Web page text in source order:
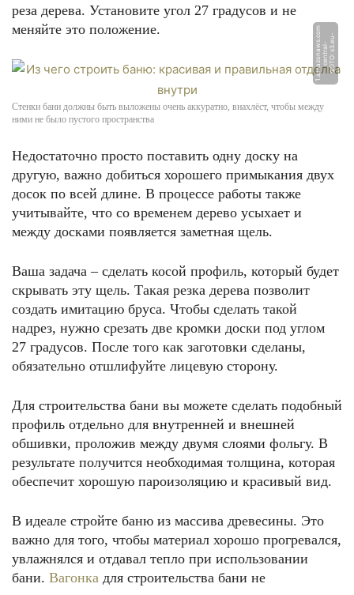
реза дерева. Установите угол 27 градусов и не
меняйте это положение.
Ф
О
Т
О:
s
3.
eu
-
c
e
n
t
r
al
-1.
a
m
a
z
o
n
a
ws.
c
o
m
Стенки бани должны быть выложены очень аккуратно, внахлёст, чтобы между
ними не было пустого пространства
Недостаточно просто поставить одну доску на
другую, важно добиться хорошего примыкания двух
досок по всей длине. В процессе работы также
учитывайте, что со временем дерево усыхает и
между досками появляется заметная щель.
Ваша задача – сделать косой профиль, который будет
скрывать эту щель. Такая резка дерева позволит
создать имитацию бруса. Чтобы сделать такой
надрез, нужно срезать две кромки доски под углом
27 градусов. После того как заготовки сделаны,
обязательно отшлифуйте лицевую сторону.
Для строительства бани вы можете сделать подобный
профиль отдельно для внутренней и внешней
обшивки, проложив между двумя слоями фольгу. В
результате получится необходимая толщина, которая
обеспечит хорошую пароизоляцию и красивый вид.
В идеале стройте баню из массива древесины. Это
важно для того, чтобы материал хорошо прогревался,
увлажнялся и отдавал тепло при использовании
бани. Вагонка для строительства бани не